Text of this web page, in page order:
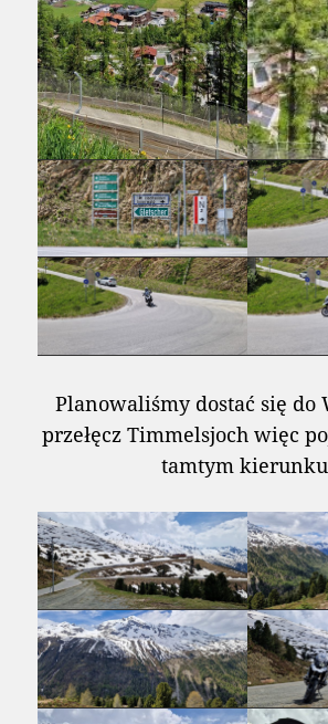
Planowaliśmy dostać się do
przełęcz Timmelsjoch więc
tamtym